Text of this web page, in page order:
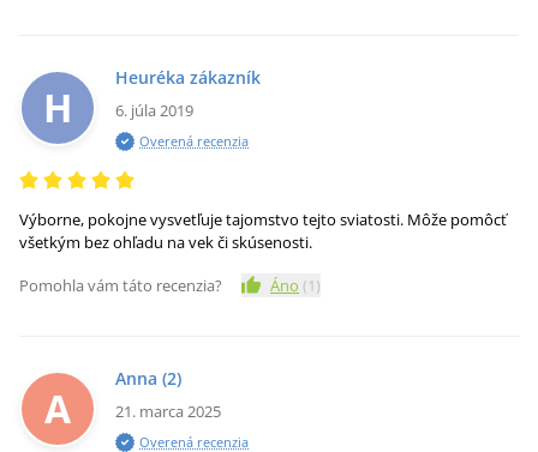
H
Heuréka zákazník
6. júla 2019
Overená recenzia
Výborne, pokojne vysvetľuje tajomstvo tejto sviatosti. Môže pomôcť
všetkým bez ohľadu na vek či skúsenosti.
Pomohla vám táto recenzia?
Áno (1)
A
Anna (2)
21. marca 2025
Overená recenzia